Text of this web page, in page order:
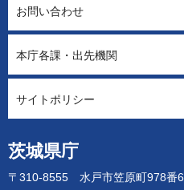
茨城県庁
〒310-8555 水戸市笠原町978番6
お問い合わせ
本庁各課・出先機関
サイトポリシー